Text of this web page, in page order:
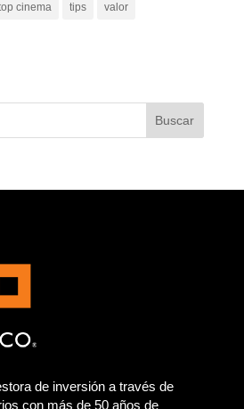
cinema tips valor
de inversión a través de
con más de 50 años de